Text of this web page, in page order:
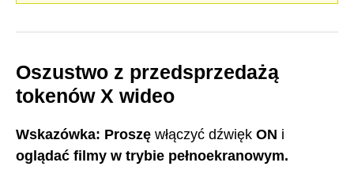
Oszustwo z przedsprzedażą
tokenów X wideo
Wskazówka: Proszę włączyć dźwięk ON i
oglądać filmy w trybie pełnoekranowym.